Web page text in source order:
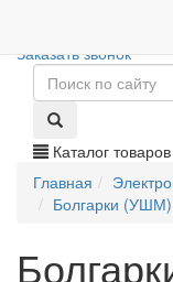
Заказать звонок
Каталог товаров
Главная
Болгарки (УШМ)